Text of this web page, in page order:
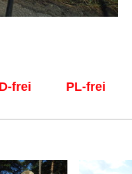
frei PL-frei